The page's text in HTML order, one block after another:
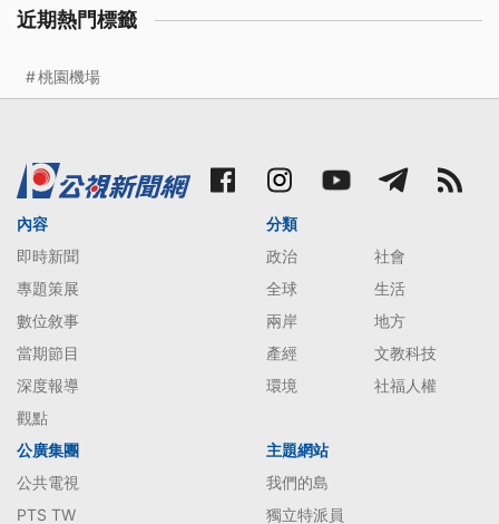
近期熱門標籤
桃園機場
內容
即時新聞
專題策展
數位敘事
當期節目
深度報導
觀點
分類
政治
社會
全球
生活
兩岸
地方
產經
文教科技
環境
社福人權
公廣集團
公共電視
PTS TW
主題網站
我們的島
獨立特派員